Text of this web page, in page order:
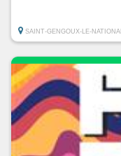
SAINT-GENGOUX-LE-NATIONAL